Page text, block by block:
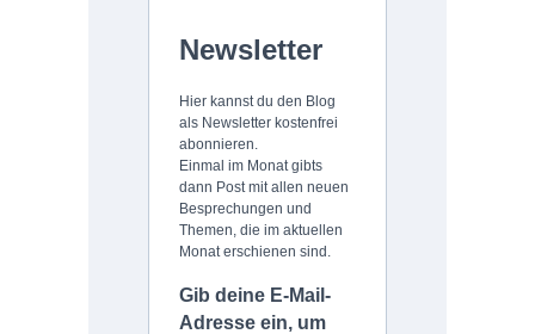
Newsletter
Hier kannst du den Blog
als Newsletter kostenfrei
abonnieren.
Einmal im Monat gibts
dann Post mit allen neuen
Besprechungen und
Themen, die im aktuellen
Monat erschienen sind.
Gib deine E-Mail-
Adresse ein, um